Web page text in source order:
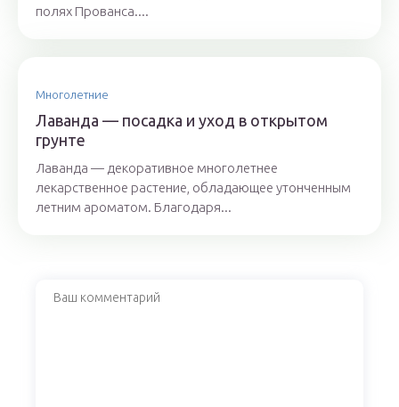
полях Прованса....
Многолетние
Лаванда — посадка и уход в открытом
грунте
Лаванда — декоративное многолетнее
лекарственное растение, обладающее утонченным
летним ароматом. Благодаря...